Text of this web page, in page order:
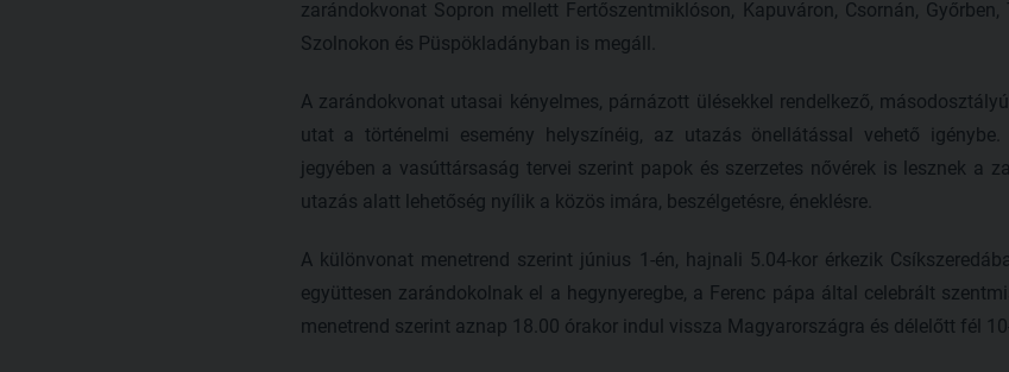
zarándokvonat Sopron mellett Fertőszentmiklóson, Kapuváron, Csornán, Győrben,
Szolnokon és Püspökladányban is megáll.
A zarándokvonat utasai kényelmes, párnázott ülésekkel rendelkező,
utat a történelmi esemény helyszínéig, az utazás önellátással vehető
jegyében a vasúttársaság tervei szerint papok és szerzetes nővérek is lesznek a
utazás alatt lehetőség nyílik a közös imára, beszélgetésre, éneklésre.
A különvonat menetrend szerint június 1-én, hajnali 5.04-kor érkezik
együttesen zarándokolnak el a hegynyeregbe, a Ferenc pápa által celebrált
menetrend szerint aznap 18.00 órakor indul vissza Magyarországra és délelőtt fél